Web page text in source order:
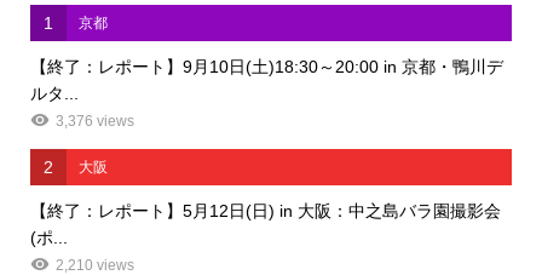
1 京都
【終了：レポート】9月10日(土)18:30～20:00 in 京都・鴨川デ
ルタ...
3,376 views
2 大阪
【終了：レポート】5月12日(日) in 大阪：中之島バラ園撮影会
(ポ...
2,210 views